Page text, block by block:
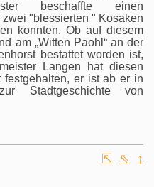
beschaffte einen
"blessierten " Kosaken
konnten. Ob auf diesem
am „Witten Paohl“ an der
bestattet worden ist,
Langen hat diesen
er ist ab er in
Stadtgeschichte von
⇱ ⇖ ↑